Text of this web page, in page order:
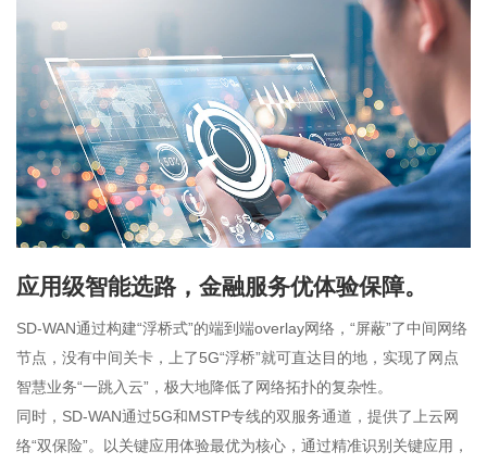
应用级智能选路，金融服务优体验保障。
SD-WAN通过构建“浮桥式”的端到端overlay网络，“屏蔽”了中间网络
节点，没有中间关卡，上了5G“浮桥”就可直达目的地，实现了网点
智慧业务“一跳入云”，极大地降低了网络拓扑的复杂性。
同时，SD-WAN通过5G和MSTP专线的双服务通道，提供了上云网
络“双保险”。以关键应用体验最优为核心，通过精准识别关键应用，